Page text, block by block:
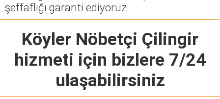
şeffaflığı garanti ediyoruz.
Köyler Nöbetçi Çilingir
hizmeti için bizlere 7/24
ulaşabilirsiniz